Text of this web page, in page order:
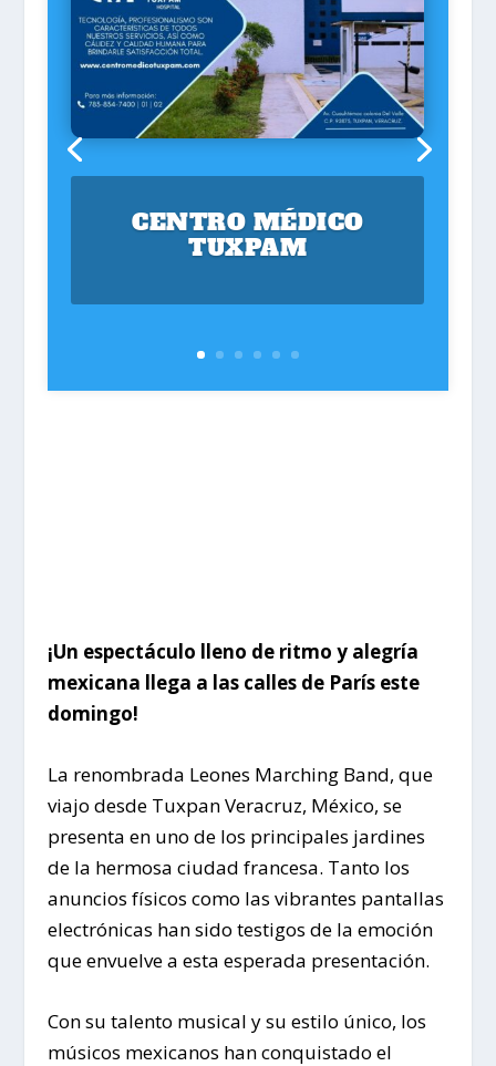
CENTRO MÉDICO
TUXPAM
¡Un espectáculo lleno de ritmo y alegría
mexicana llega a las calles de París este
domingo!
La renombrada Leones Marching Band, que
viajo desde Tuxpan Veracruz, México, se
presenta en uno de los principales jardines
de la hermosa ciudad francesa. Tanto los
anuncios físicos como las vibrantes pantallas
electrónicas han sido testigos de la emoción
que envuelve a esta esperada presentación.
Con su talento musical y su estilo único, los
músicos mexicanos han conquistado el